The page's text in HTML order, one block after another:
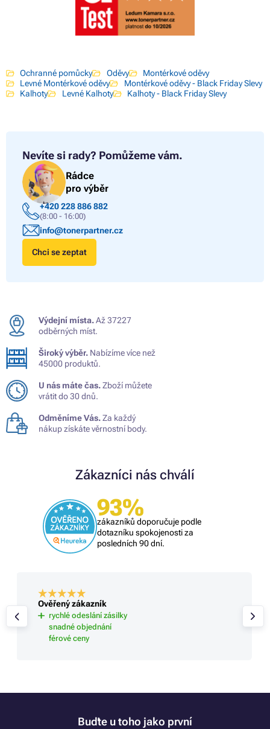
Ochranné pomůcky Oděvy
Montérkové oděvy
Levné Montérkové oděvy
Montérkové oděvy - Black Friday Slevy
Kalhoty
Levné Kalhoty Kalhoty - Black Friday Slevy
Nevíte si rady? Pomůžeme vám.
Rádce
pro výběr
+420 228 886 882
(8:00 - 16:00)
info@tonerpartner.cz
Chci se zeptat
Výdejní místa.Až 37227
odběrných míst.
Široký výběr. Nabízíme více než
45000 produktů.
U nás máte čas.Zboží můžete
vrátit do 30 dnů.
Odměníme Vás.Za každý
nákup získáte věrnostní body.
Zákazníci nás chválí
93%
zákazníků doporučuje podle
dotazníku spokojenosti za
posledních 90 dní.
Ověřený zákazník
rychlé odeslání zásilky
snadné objednání
férové ceny
Buďte u toho jako první